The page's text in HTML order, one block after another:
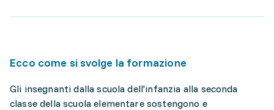
Ecco come si svolge la formazione
Gli insegnanti dalla scuola dell'infanzia alla seconda
classe della scuola elementare sostengono e